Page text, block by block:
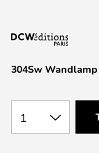
de
gallerij
304Sw
1